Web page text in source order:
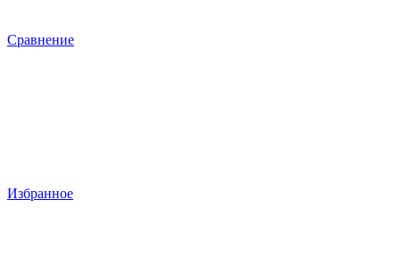
Сравнение
Избранное